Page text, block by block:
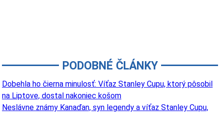
PODOBNÉ ČLÁNKY
Dobehla ho čierna minulosť: Víťaz Stanley Cupu, ktorý pôsobil
na Liptove, dostal nakoniec košom
Neslávne známy Kanaďan, syn legendy a víťaz Stanley Cupu,